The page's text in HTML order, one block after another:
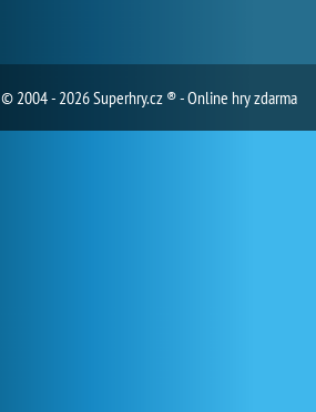
© 2004 - 2026 Superhry.cz ® - Online hry zdarma